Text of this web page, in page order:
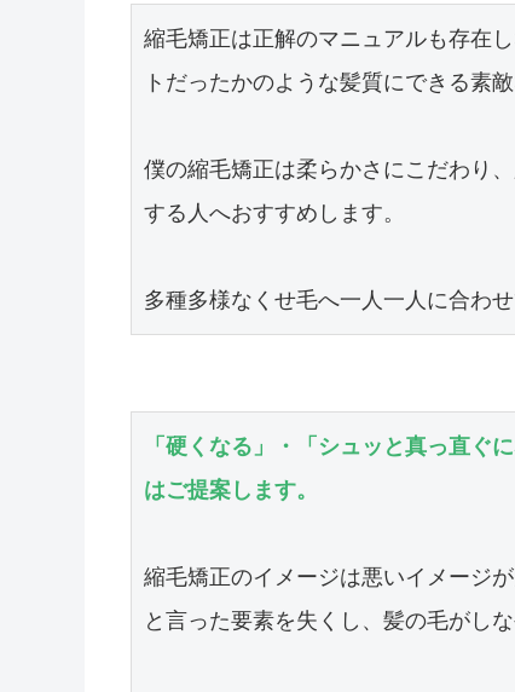
縮毛矯正は正解のマニュアルも存在
トだったかのような髪質にできる素敵
僕の縮毛矯正は柔らかさにこだわり
する人へおすすめします。
多種多様なくせ毛へ一人一人に合わ
「硬くなる」・「シュッと真っ直ぐ
はご提案します。
縮毛矯正のイメージは悪いイメージ
と言った要素を失くし、髪の毛がし